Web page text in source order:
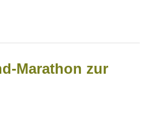
Marathon zur